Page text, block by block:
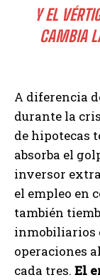
Y EL
CAMBIA
A diferencia
durante la
de hipotecas
absorba el
inversor
el empleo en
también
inmobiliarios
operaciones
cada tres. El